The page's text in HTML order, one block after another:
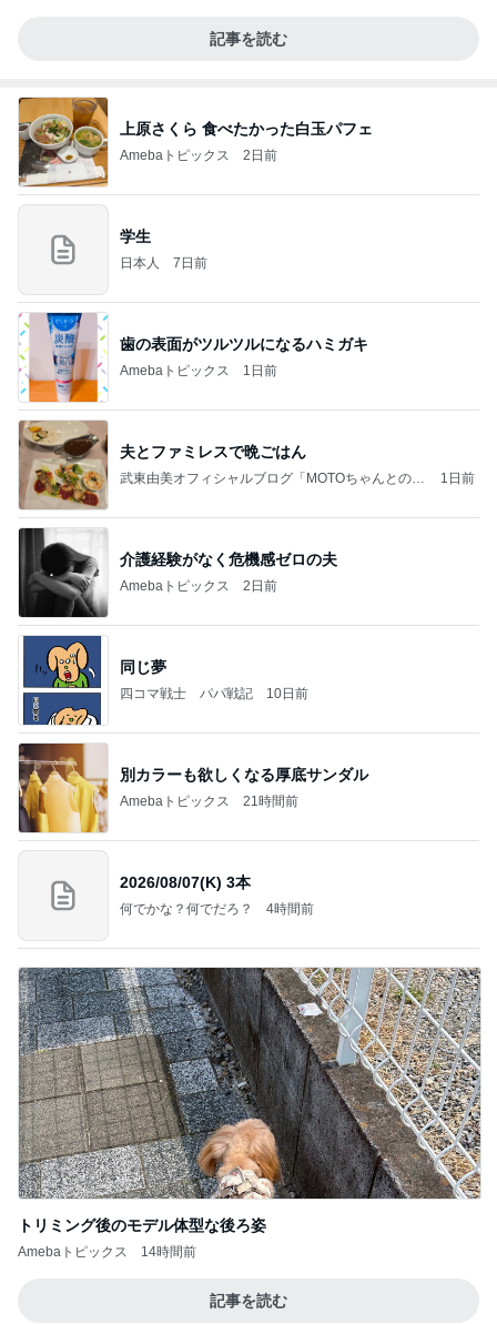
記事を読む
上原さくら 食べたかった白玉パフェ
Amebaトピックス 2日前
学生
日本人 7日前
歯の表面がツルツルになるハミガキ
Amebaトピックス 1日前
夫とファミレスで晩ごはん
武東由美オフィシャルブログ「MOTOちゃんとのは
1日前
介護経験がなく危機感ゼロの夫
Amebaトピックス 2日前
同じ夢
四コマ戦士 パパ戦記 10日前
別カラーも欲しくなる厚底サンダル
Amebaトピックス 21時間前
2026/08/07(K) 3本
何でかな？何でだろ？ 4時間前
トリミング後のモデル体型な後ろ姿
Amebaトピックス 14時間前
記事を読む